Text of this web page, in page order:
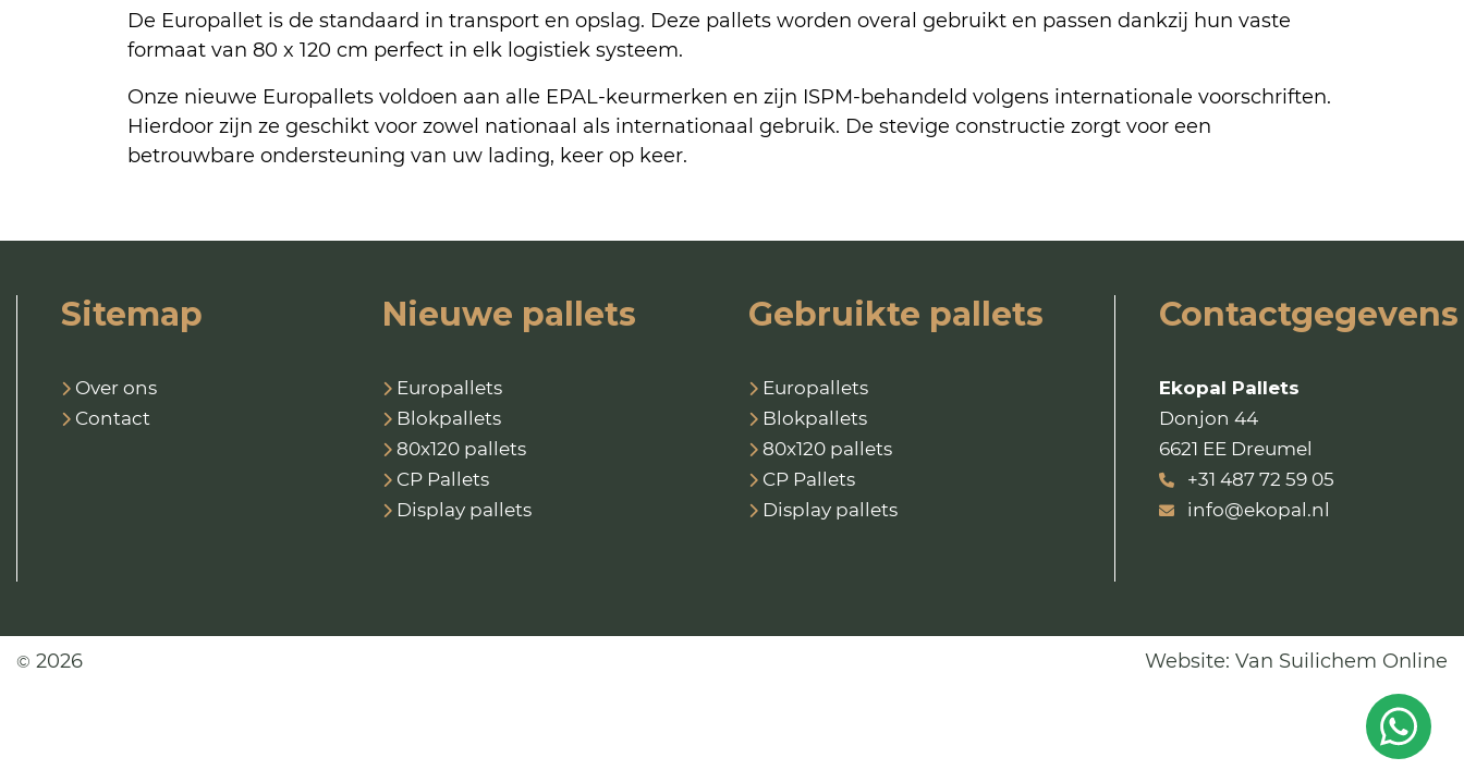
De Europallet is de standaard in transport en opslag. Deze pallets worden overal gebruikt en passen dankzij hun vaste
formaat van 80 x 120 cm perfect in elk logistiek systeem.
Onze nieuwe Europallets voldoen aan alle EPAL-keurmerken en zijn ISPM-behandeld volgens internationale voorschriften.
Hierdoor zijn ze geschikt voor zowel nationaal als internationaal gebruik. De stevige constructie zorgt voor een
betrouwbare ondersteuning van uw lading, keer op keer.
Sitemap
Over ons
Contact
Nieuwe pallets
Europallets
Blokpallets
80x120 pallets
CP Pallets
Display pallets
Gebruikte pallets
Europallets
Blokpallets
80x120 pallets
CP Pallets
Display pallets
Contactgegevens
Ekopal Pallets
Donjon 44
6621 EE Dreumel
+31 487 72 59 05
info@ekopal.nl
© 2026 Website: Van Suilichem Online